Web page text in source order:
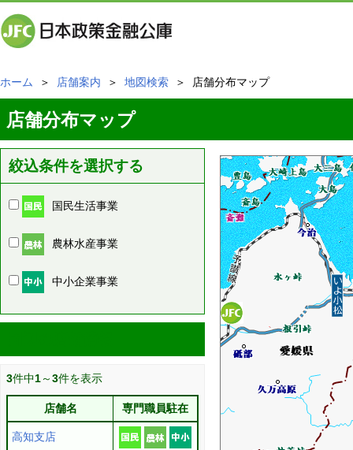
ホーム ＞ 店舗案内 ＞ 地図検索 ＞ 店舗分布マップ
店舗分布マップ
絞込条件を選択する
国民生活事業
農林水産事業
中小企業事業
3件中1～3件を表示
店舗名 専門職員駐在
高知支店